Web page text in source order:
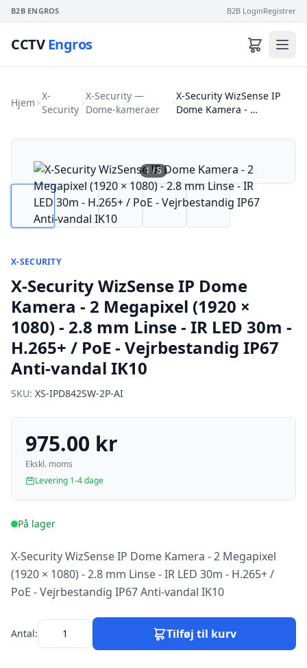
B2B ENGROS B2B LoginRegistrer
CCTVEngros
Hjem
X-
Security
X-Security —
Dome-kameraer
X-Security WizSense IP
Dome Kamera - …
1/5
X-SECURITY
X-Security WizSense IP Dome
Kamera - 2 Megapixel (1920 ×
1080) - 2.8 mm Linse - IR LED 30m -
H.265+ / PoE - Vejrbestandig IP67
Anti-vandal IK10
SKU: XS-IPD842SW-2P-AI
975.00 kr
Ekskl. moms
Levering 1-4 dage
På lager
X-Security WizSense IP Dome Kamera - 2 Megapixel
(1920 × 1080) - 2.8 mm Linse - IR LED 30m - H.265+ /
PoE - Vejrbestandig IP67 Anti-vandal IK10
Antal: Tilføj til kurv